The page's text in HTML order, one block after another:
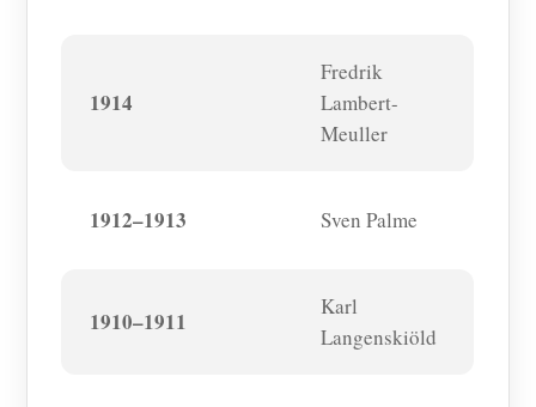
1914
Fredrik
Lambert-
Meuller
1912–1913 Sven Palme
1910–1911
Karl
Langenskiöld